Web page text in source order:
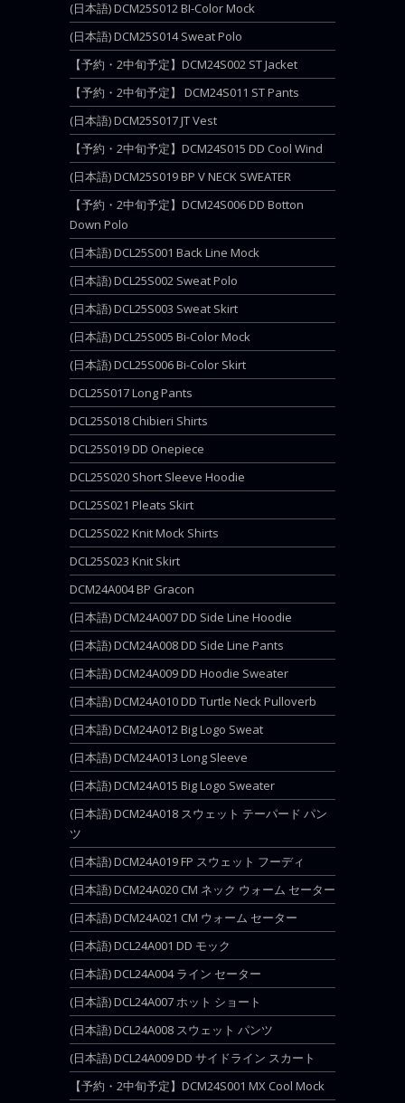
(日本語) DCM25S012 BI-Color Mock
(日本語) DCM25S014 Sweat Polo
【予約・2中旬予定】DCM24S002 ST Jacket
【予約・2中旬予定】 DCM24S011 ST Pants
(日本語) DCM25S017 JT Vest
【予約・2中旬予定】DCM24S015 DD Cool Wind
(日本語) DCM25S019 BP V NECK SWEATER
【予約・2中旬予定】DCM24S006 DD Botton
Down Polo
(日本語) DCL25S001 Back Line Mock
(日本語) DCL25S002 Sweat Polo
(日本語) DCL25S003 Sweat Skirt
(日本語) DCL25S005 Bi-Color Mock
(日本語) DCL25S006 Bi-Color Skirt
DCL25S017 Long Pants
DCL25S018 Chibieri Shirts
DCL25S019 DD Onepiece
DCL25S020 Short Sleeve Hoodie
DCL25S021 Pleats Skirt
DCL25S022 Knit Mock Shirts
DCL25S023 Knit Skirt
DCM24A004 BP Gracon
(日本語) DCM24A007 DD Side Line Hoodie
(日本語) DCM24A008 DD Side Line Pants
(日本語) DCM24A009 DD Hoodie Sweater
(日本語) DCM24A010 DD Turtle Neck Pulloverb
(日本語) DCM24A012 Big Logo Sweat
(日本語) DCM24A013 Long Sleeve
(日本語) DCM24A015 Big Logo Sweater
(日本語) DCM24A018 スウェット テーパード パン
ツ
(日本語) DCM24A019 FP スウェット フーディ
(日本語) DCM24A020 CM ネック ウォーム セーター
(日本語) DCM24A021 CM ウォーム セーター
(日本語) DCL24A001 DD モック
(日本語) DCL24A004 ライン セーター
(日本語) DCL24A007 ホット ショート
(日本語) DCL24A008 スウェット パンツ
(日本語) DCL24A009 DD サイドライン スカート
【予約・2中旬予定】DCM24S001 MX Cool Mock